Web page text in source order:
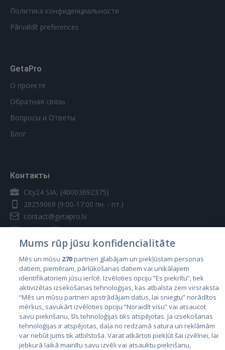
Политика конфиденциальности
Pārvaldīt preferences
GetaPro
О проекте
Обратная связь
Вопросы и Ответы
Блог
Контакты
City24 SIA, (40003692375)
28259069 (9:00-17:00 пн. - пт.)
contact@getapro.lv
Страны
Эстония
Латвия
Литва
Mums rūp jūsu konfidencialitāte
Mēs un mūsu 270partneri glabājam un piekļūstam personas
datiem, piemēram, pārlūkošanas datiem vai unikālajiem
identifikatoriem jūsu ierīcē. Izvēloties opciju “Es piekrītu”, tiek
aktivizētas izsekošanas tehnoloģijas, kas atbalsta zem virsraksta
“Mēs un mūsu partneri apstrādājam datus, lai sniegtu” norādītos
mērķus, savukārt izvēloties opciju “Noraidīt visu” vai atsaucot
savu piekrišanu, šīs tehnoloģijas tiks atspējotas. Ja izsekošanas
tehnoloģijas ir atspējotas, daļa no redzamā satura un reklāmām
var nebūt jums tik atbilstoša. Varat atkārtoti piekļūt šai izvēlnei, lai
jebkurā laikā mainītu savu izvēli vai atsauktu piekrišanu,